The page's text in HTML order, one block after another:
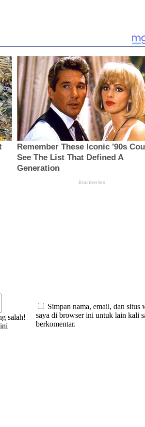
salah!
Simpan nama, email, dan situs
saya di browser ini untuk lain kali
berkomentar.